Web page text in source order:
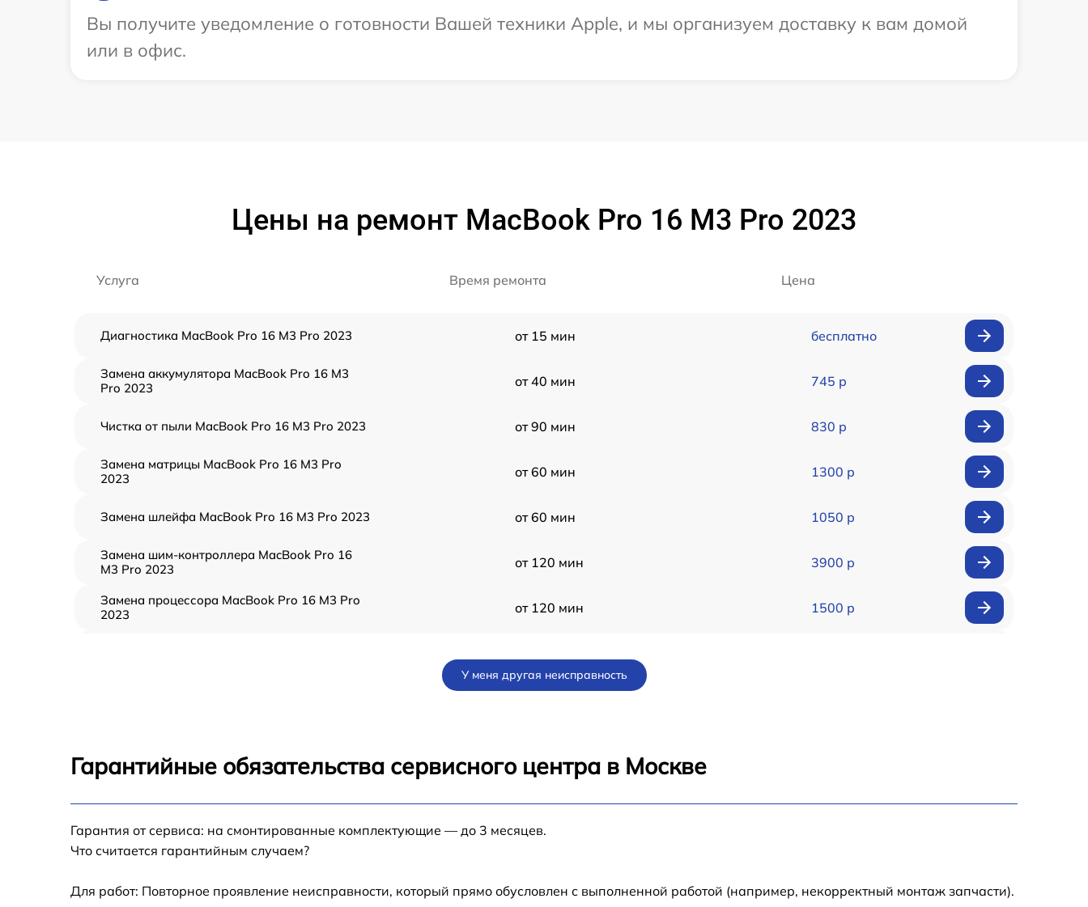
Вы получите уведомление о готовности Вашей техники Apple, и мы организуем доставку к вам домой
или в офис.
Цены на ремонт MacBook Pro 16 M3 Pro 2023
Услуга Время ремонта Цена
Диагностика MacBook Pro 16 M3 Pro 2023 от 15 мин бесплатно
Замена аккумулятора MacBook Pro 16 M3
Pro 2023
от 40 мин 745 р
Чистка от пыли MacBook Pro 16 M3 Pro 2023 от 90 мин 830 р
Замена матрицы MacBook Pro 16 M3 Pro
2023
от 60 мин 1300 р
Замена шлейфа MacBook Pro 16 M3 Pro 2023 от 60 мин 1050 р
Замена шим-контроллера MacBook Pro 16
M3 Pro 2023
от 120 мин 3900 р
Замена процессора MacBook Pro 16 M3 Pro
2023
от 120 мин 1500 р
Ремонт цепи питания MacBook Pro 16 M3 Pro
от 60 мин
M3 Pro 2023
У меня другая неисправность
Гарантийные обязательства сервисного центра в Москве
Гарантия от сервиса: на смонтированные комплектующие — до 3 месяцев.
Что считается гарантийным случаем?
Для работ: Повторное проявление неисправности, который прямо обусловлен с выполненной работой (например, некорректный монтаж запчасти).